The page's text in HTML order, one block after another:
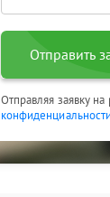
Отправить
Отправляя заявку